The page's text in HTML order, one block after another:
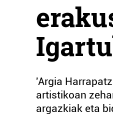
'Argia
artistikoan
argazkiak eta